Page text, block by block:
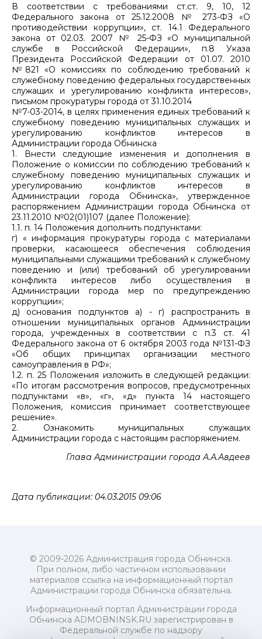
В соответствии с требованиями ст.ст. 9, 10, 12
Федерального закона от 25.12.2008 № 273-ФЗ «О
противодействии коррупции», ст. 14.1 Федерального
закона от 02.03. 2007 № 25-ФЗ «О муниципальной
службе в Российской Федерации», п.8 Указа
Президента Российской Федерации от 01.07. 2010
№821 «О комиссиях по соблюдению требований к
служебному поведению федеральных государственных
служащих и урегулированию конфликта интересов»,
письмом прокуратуры города от 31.10.2014
№7-03-2014, в целях применения единых требований к
служебному поведению муниципальных служащих и
урегулированию конфликтов интересов в
Администрации города Обнинска
1. Внести следующие изменения и дополнения в
Положение о комиссии по соблюдению требований к
служебному поведению муниципальных служащих и
урегулированию конфликтов интересов в
Администрации города Обнинска», утвержденное
распоряжением Администрации города Обнинска от
23.11.2010 №02(01)107 (далее Положение):
1.1. п. 14 Положения дополнить подпунктами:
г) « информация прокуратуры города с материалами
проверки, касающееся обеспечения соблюдения
муниципальными служащими требований к служебному
поведению и (или) требований об урегулировании
конфликта интересов либо осуществления в
Администрации города мер по предупреждению
коррупции»;
д) основания подпунктов а) - г) распространить в
отношении муниципальных органов Администрации
города, учрежденных в соответствии с п.3 ст. 41
Федерального закона от 6 октября 2003 года №131-ФЗ
«Об общих принципах организации местного
самоуправления в РФ»;
1.2. п. 25 Положения изложить в следующей редакции:
«По итогам рассмотрения вопросов, предусмотренных
подпунктами «в», «г», «д» пункта 14 настоящего
Положения, комиссия принимает соответствующее
решение».
2. Ознакомить муниципальных служащих
Администрации города с настоящим распоряжением.
Глава Администрации города А.А.Авдеев
Дата публикации: 04.03.2015 09:06
© 2009-2026 Администрация города Обнинска.
При полном, либо частичном использовании
материалов ссылка на информационный портал
Администрации города Обнинска обязательна.
Информационный портал Администрации города
Обнинска ADMOBNINSK.RU зарегистрирован в
Федеральной службе по надзору